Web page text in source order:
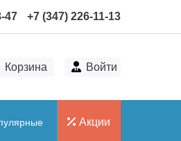
47 +7 (347) 226-11-13
Корзина Войти
Акции